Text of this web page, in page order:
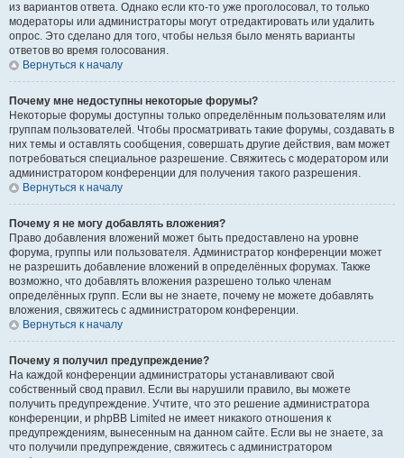
из вариантов ответа. Однако если кто-то уже проголосовал, то только
модераторы или администраторы могут отредактировать или удалить
опрос. Это сделано для того, чтобы нельзя было менять варианты
ответов во время голосования.
Вернуться к началу
Почему мне недоступны некоторые форумы?
Некоторые форумы доступны только определённым пользователям или
группам пользователей. Чтобы просматривать такие форумы, создавать в
них темы и оставлять сообщения, совершать другие действия, вам может
потребоваться специальное разрешение. Свяжитесь с модератором или
администратором конференции для получения такого разрешения.
Вернуться к началу
Почему я не могу добавлять вложения?
Право добавления вложений может быть предоставлено на уровне
форума, группы или пользователя. Администратор конференции может
не разрешить добавление вложений в определённых форумах. Также
возможно, что добавлять вложения разрешено только членам
определённых групп. Если вы не знаете, почему не можете добавлять
вложения, свяжитесь с администратором конференции.
Вернуться к началу
Почему я получил предупреждение?
На каждой конференции администраторы устанавливают свой
собственный свод правил. Если вы нарушили правило, вы можете
получить предупреждение. Учтите, что это решение администратора
конференции, и phpBB Limited не имеет никакого отношения к
предупреждениям, вынесенным на данном сайте. Если вы не знаете, за
что получили предупреждение, свяжитесь с администратором